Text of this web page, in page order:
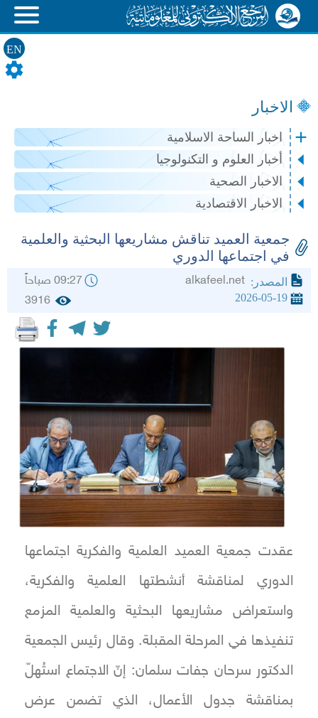
EN
الاخبار
اخبار الساحة الاسلامية
أخبار العلوم و التكنولوجيا
الاخبار الصحية
الاخبار الاقتصادية
جمعية العميد تناقش مشاريعها البحثية والعلمية
في اجتماعها الدوري
المصدر: 09:27 صباحاً
2026-05-19
3916
عقدت جمعية العميد العلمية والفكرية اجتماعها
الدوري لمناقشة أنشطتها العلمية والفكرية،
واستعراض مشاريعها البحثية والعلمية المزمع
تنفيذها في المرحلة المقبلة. وقال رئيس الجمعية
الدكتور سرحان جفات سلمان: إنّ الاجتماع استُهلّ
بمناقشة جدول الأعمال، الذي تضمن عرض